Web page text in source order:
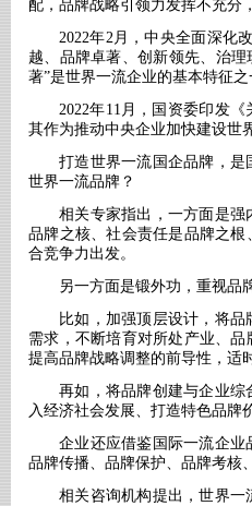
配，品牌战略引领力发挥不充分
2022年2月，中央全面深化
越、品牌卓著、创新领先、治
著”是世界一流企业的基本特征之
2022年11月，国资委印发
其作为推动中央企业加快建设世
打造世界一流国企品牌，
世界一流品牌？
相关专家指出，一方面是
品牌之核、社会责任是品牌之
合竞争力出发。
另一方面是锻外功，重视品
比如，加强顶层设计，将
需求，不断培育对所处产业、
提高品牌战略调整的前导性，适
再如，将品牌创建与企业
入经济社会发展、打造特色品牌
企业还应借鉴国际一流企
品牌传播、品牌保护、品牌考核
相关咨询机构提出，世界